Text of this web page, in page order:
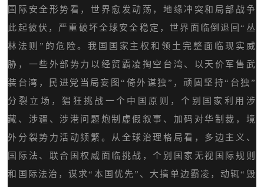
国际安全形势看，世界愈发动荡，地缘冲突和局部战争
此起彼伏，严重破坏全球安全稳定，世界面临倒退回“丛
林法则”的危险。我国国家主权和领土完整面临现实威
胁，一些外部势力以经贸霸凌掏空台湾、以天价军售武
装台湾，民进党当局妄图“倚外谋独”，顽固坚持“台独”
分裂立场，猖狂挑战一个中国原则，个别国家利用涉
藏、涉疆、涉港问题炮制虚假叙事、加码对华制裁，境
外分裂势力活动频繁。从全球治理格局看，多边主义、
国际法、联合国权威面临挑战，个别国家无视国际规则
和国际法治，谋求“本国优先”、大搞单边霸凌，动辄“毁